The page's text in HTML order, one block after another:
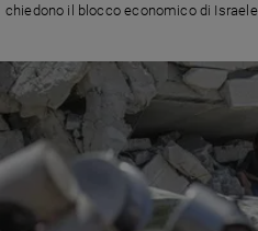
chiedono il blocco economico di